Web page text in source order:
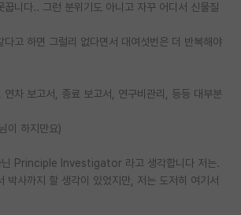
꿉니다.. 그런 분위기도 아니고 자꾸 어디서 신물질
다고 하면 그럴리 없다면서 대여섯번은 더 반복해야
연차 보고서, 종료 보고서, 연구비관리, 등등 대부분
이 하지만요)
Principle Investigator 라고 생각합니다 저는.
박사까지 할 생각이 있었지만, 저는 도저히 여기서